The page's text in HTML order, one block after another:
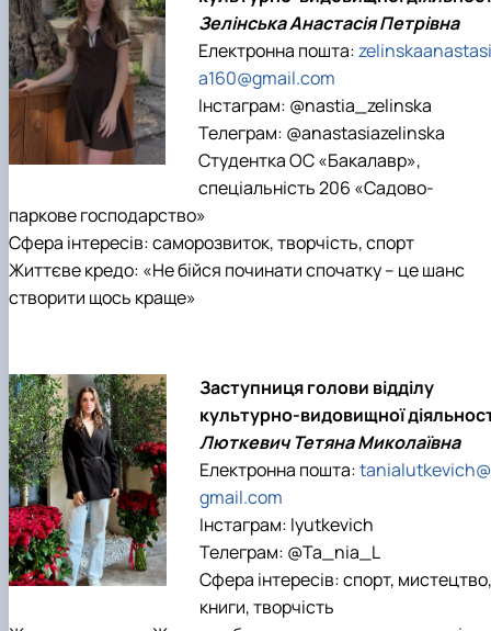
Зелінська Анастасія Петрівна
Електронна пошта:zelinskaanastasi
a160@gmail.com
Інстаграм: @nastia_zelinska
Телеграм: @anastasiazelinska
Студентка ОС «Бакалавр»,
спеціальність 206 «Садово-
паркове господарство»
Сфера інтересів: саморозвиток, творчість, спорт
Життєве кредо: «Не бійся починати спочатку – це шанс
створити щось краще»
Заступниця голови відділу
культурно-видовищної
Люткевич Тетяна Миколаївна
Електронна пошта:tanialutkevich@
gmail.com
Інстаграм: lyutkevich
Телеграм: @Ta_nia_L
Сфера інтересів: спорт, мистецтво,
книги, творчість